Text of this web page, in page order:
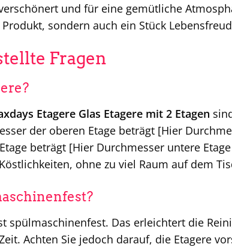
und für eine gemütliche
sondern auch ein Stück
Fragen
Etagere Glas Etagere mit 2 Etagen
der oberen Etage beträgt [Hier
beträgt [Hier Durchmesser untere
ohne zu viel Raum auf dem
spülmaschinenfest. Das erleichtert die
Achten Sie jedoch darauf, die Etagere